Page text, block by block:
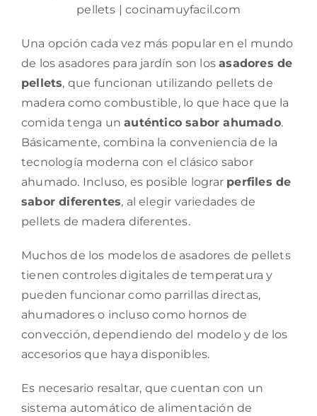
Una opción cada vez más popular en el mundo
de los asadores para jardín son losasadores de
pellets, que funcionan utilizando pellets de
madera como combustible, lo que hace que la
comida tenga unauténtico sabor ahumado.
Básicamente, combina la conveniencia de la
tecnología moderna con el clásico sabor
ahumado. Incluso, es posible lograr perfiles de
sabor diferentes, al elegir variedades de
pellets de madera diferentes.
Muchos de los modelos de asadores de pellets
tienen controles digitales de temperatura y
pueden funcionar como parrillas directas,
ahumadores o incluso como hornos de
convección, dependiendo del modelo y de los
accesorios que haya disponibles.
Es necesario resaltar, que cuentan con un
sistema automático de alimentación de